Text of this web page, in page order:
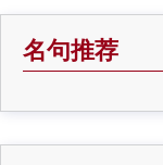
名句推荐